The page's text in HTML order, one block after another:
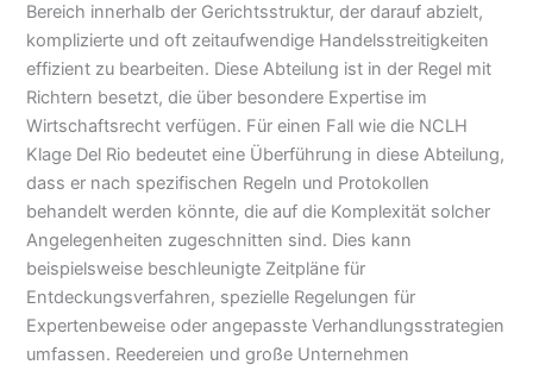
Bereich innerhalb der Gerichtsstruktur, der darauf abzielt,
komplizierte und oft zeitaufwendige Handelsstreitigkeiten
effizient zu bearbeiten. Diese Abteilung ist in der Regel mit
Richtern besetzt, die über besondere Expertise im
Wirtschaftsrecht verfügen. Für einen Fall wie die NCLH
Klage Del Rio bedeutet eine Überführung in diese Abteilung,
dass er nach spezifischen Regeln und Protokollen
behandelt werden könnte, die auf die Komplexität solcher
Angelegenheiten zugeschnitten sind. Dies kann
beispielsweise beschleunigte Zeitpläne für
Entdeckungsverfahren, spezielle Regelungen für
Expertenbeweise oder angepasste Verhandlungsstrategien
umfassen. Reedereien und große Unternehmen